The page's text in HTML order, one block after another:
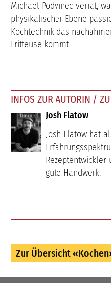
Michael Podvinec verrät,
physikalischer Ebene
Kochtechnik das
Fritteuse kommt.
INFOS ZUR AUTORIN /
Josh Flatow
Josh Flatow hat
Rezeptentwickler
gute Handwerk.
Zur Übersicht